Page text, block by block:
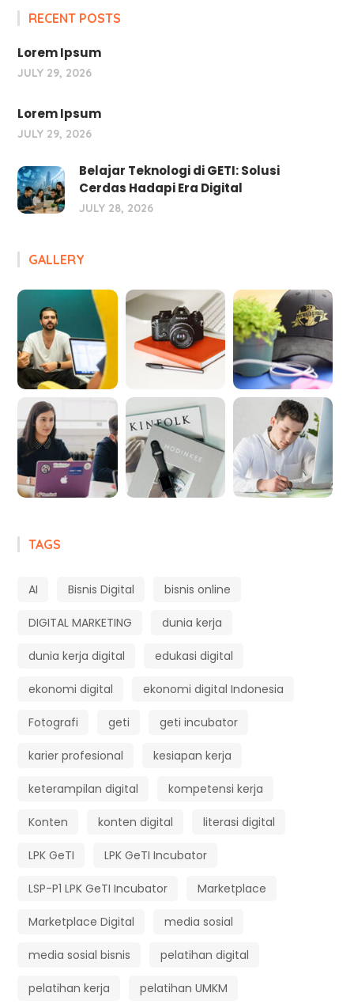
RECENT POSTS
Lorem Ipsum
JULY 29, 2026
Lorem Ipsum
JULY 29, 2026
Belajar Teknologi di GETI: Solusi
Cerdas Hadapi Era Digital
JULY 28, 2026
GALLERY
TAGS
AI Bisnis Digital bisnis online
DIGITAL MARKETING dunia kerja
dunia kerja digital edukasi digital
ekonomi digital ekonomi digital Indonesia
Fotografi geti geti incubator
karier profesional kesiapan kerja
keterampilan digital kompetensi kerja
Konten konten digital literasi digital
LPK GeTI LPK GeTI Incubator
LSP-P1 LPK GeTI Incubator Marketplace
Marketplace Digital media sosial
media sosial bisnis pelatihan digital
pelatihan kerja pelatihan UMKM